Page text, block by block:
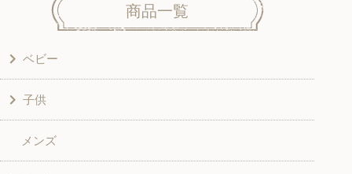
商品一覧
ベビー
洋服
和風衣類
子供
ワンピース
メンズ